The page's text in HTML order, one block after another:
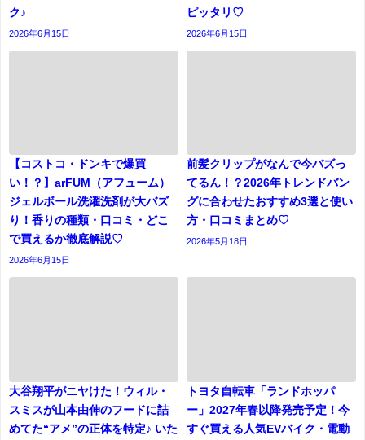
ク♪
2026年6月15日
ピッタリ♡
2026年6月15日
【コストコ・ドンキで爆買
い！？】arFUM（アフューム）
ジェルボール洗濯洗剤が大バズ
り！香りの種類・口コミ・どこ
で買えるか徹底解説♡
2026年6月15日
前髪クリップがなんで今バズっ
てるん！？2026年トレンドバン
グに合わせたおすすめ3選と使い
方・口コミまとめ♡
2026年5月18日
大谷翔平がニヤけた！ウィル・
スミスが山本由伸のフードに詰
めてた“アメ”の正体を特定♪ いた
トヨタ自転車「ランドホッパ
ー」2027年春以降発売予定！今
すぐ買える人気EVバイク・電動